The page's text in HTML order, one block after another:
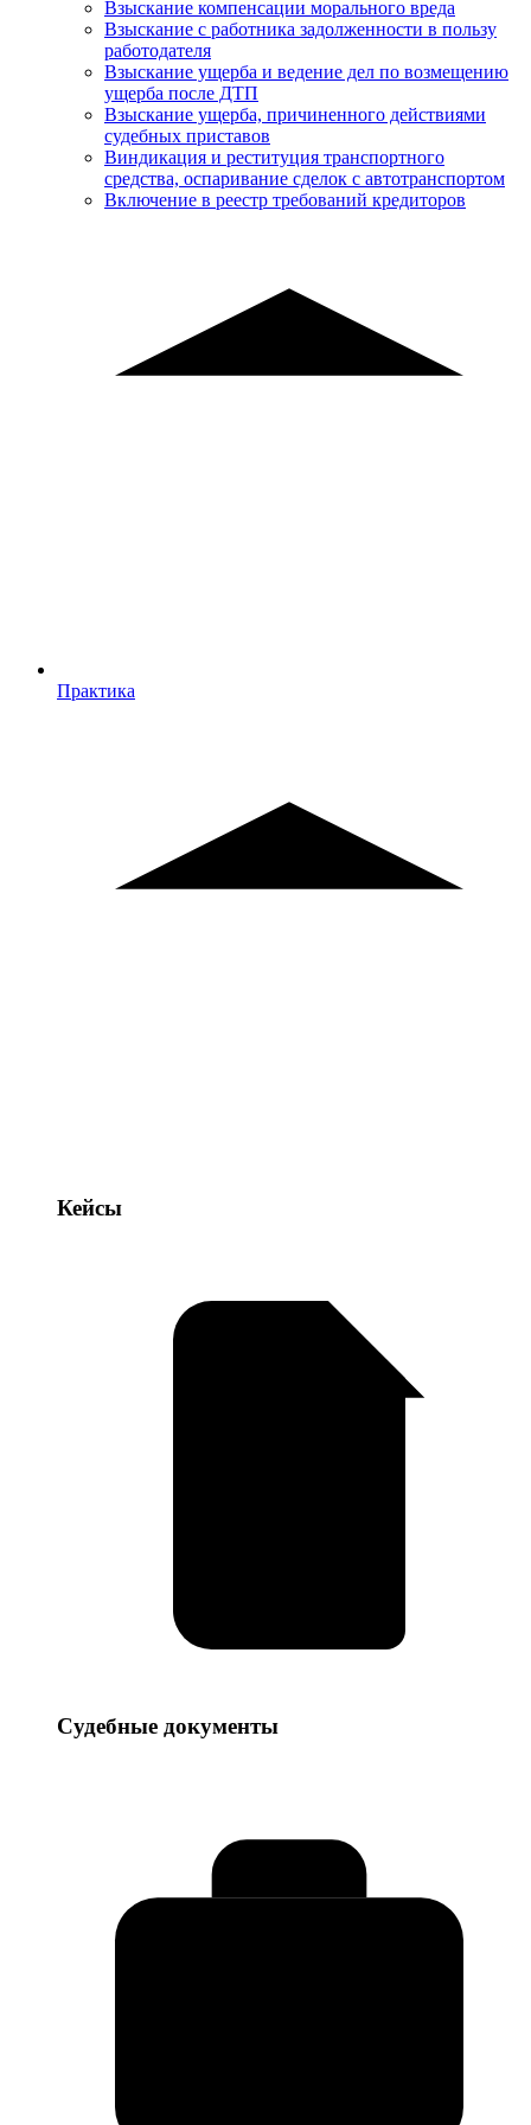
Взыскание компенсации морального вреда
Взыскание с работника задолженности в пользу
работодателя
Взыскание ущерба и ведение дел по возмещению
ущерба после ДТП
Взыскание ущерба, причиненного действиями
судебных приставов
Виндикация и реституция транспортного
средства, оспаривание сделок с автотранспортом
Включение в реестр требований кредиторов
Практика
Практика
Кейсы
Кейсы
Судебные
Судебные документы